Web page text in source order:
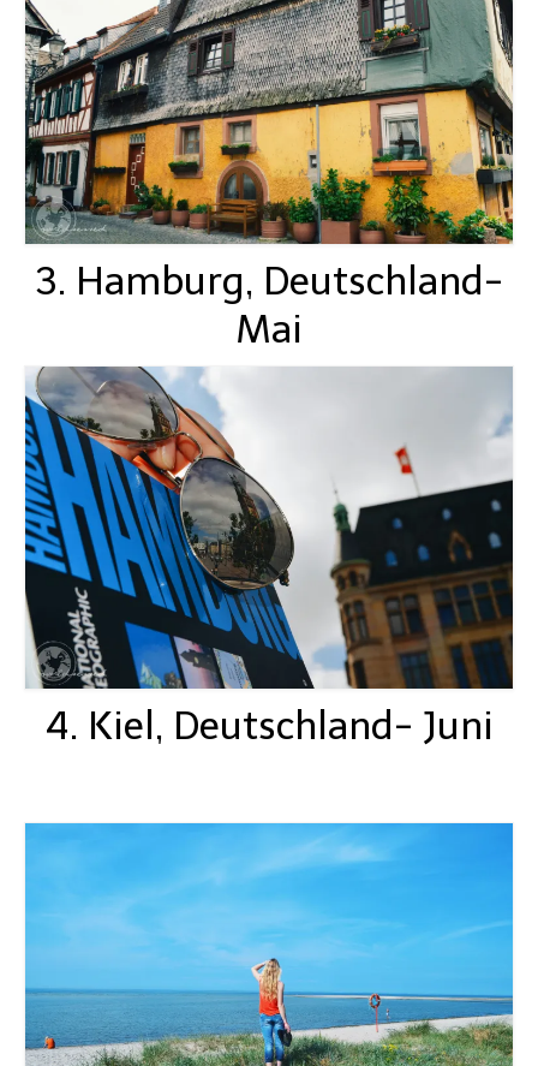
3. Hamburg, Deutschland-
Mai
4. Kiel, Deutschland- Juni